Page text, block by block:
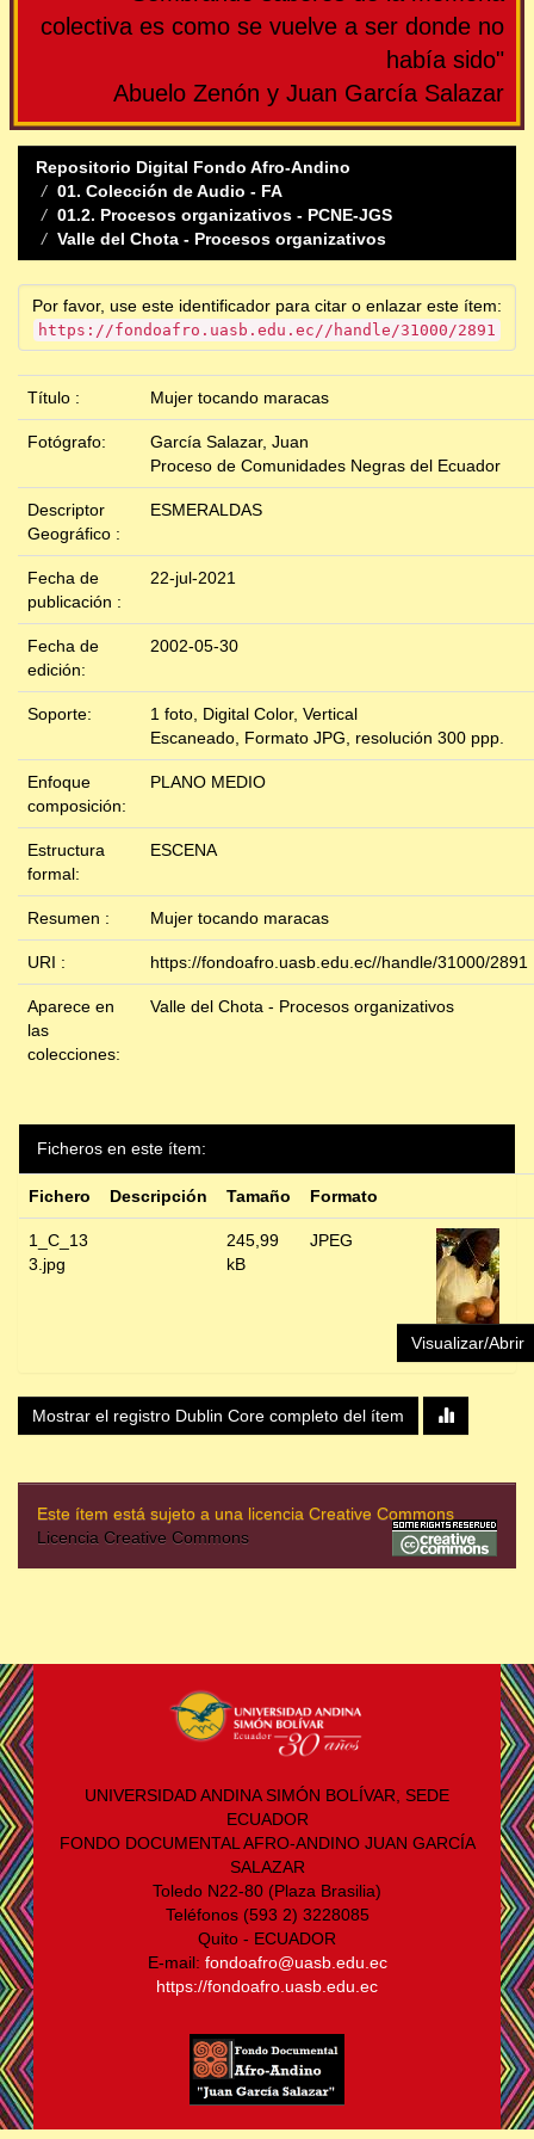
colectiva es como se vuelve a ser donde no
había sido"
Abuelo Zenón y Juan García Salazar
Repositorio Digital Fondo Afro-Andino
01. Colección de Audio - FA
01.2. Procesos organizativos - PCNE-JGS
Valle del Chota - Procesos organizativos
Por favor, use este identificador para citar o enlazar este ítem:
https://fondoafro.uasb.edu.ec//handle/31000/2891
Título : Mujer tocando maracas
Fotógrafo:
García Salazar, Juan
Proceso de Comunidades Negras del Ecuador
Descriptor
Geográfico :
ESMERALDAS
Fecha de
publicación :
22-jul-2021
Fecha de
edición:
2002-05-30
Soporte:
1 foto, Digital Color, Vertical
Escaneado, Formato JPG, resolución 300 ppp.
Enfoque
composición:
PLANO MEDIO
Estructura
formal:
ESCENA
Resumen : Mujer tocando maracas
URI : https://fondoafro.uasb.edu.ec//handle/31000/2891
Aparece en
las
colecciones:
Valle del Chota - Procesos organizativos
Ficheros en este ítem:
Fichero Descripción Tamaño Formato
1_C_13
3.jpg
245,99
kB
JPEG
Visualizar/Abrir
Mostrar el registro Dublin Core completo del ítem
Este ítem está sujeto a una licencia Creative Commons
Licencia Creative Commons
UNIVERSIDAD ANDINA SIMÓN BOLÍVAR, SEDE
ECUADOR
FONDO DOCUMENTAL AFRO-ANDINO JUAN GARCÍA
SALAZAR
Toledo N22-80 (Plaza Brasilia)
Teléfonos (593 2) 3228085
Quito - ECUADOR
E-mail: fondoafro@uasb.edu.ec
https://fondoafro.uasb.edu.ec